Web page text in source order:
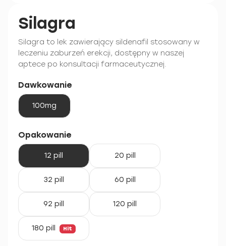
Silagra
Silagra to lek zawierający sildenafil stosowany w
leczeniu zaburzeń erekcji, dostępny w naszej
aptece po konsultacji farmaceutycznej.
Dawkowanie
100mg
Opakowanie
12 pill 20 pill
32 pill 60 pill
92 pill 120 pill
180 pill Hit